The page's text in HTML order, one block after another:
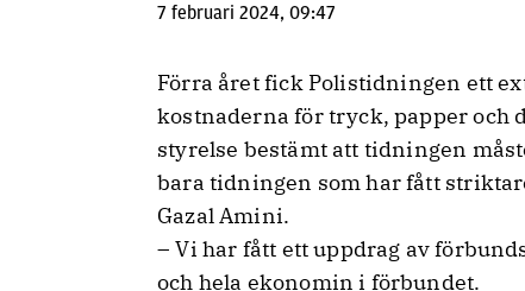
7 februari 2024, 09:47
Förra året fick Polistidningen ett
kostnaderna för tryck, papper och
styrelse bestämt att tidningen
bara tidningen som har fått
Gazal Amini.
– Vi har fått ett uppdrag av
och hela ekonomin i förbundet.